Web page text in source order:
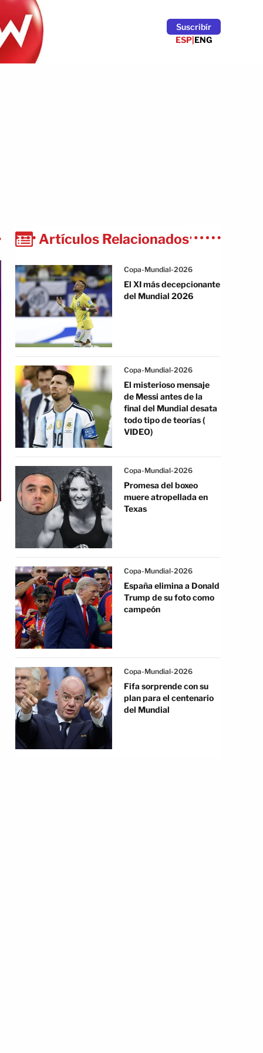
Suscribír
ESP|ENG
Artículos Relacionados
Copa-Mundial-2026
El XI más decepcionante
del Mundial 2026
Copa-Mundial-2026
El misterioso mensaje
de Messi antes de la
final del Mundial desata
todo tipo de teorías (
VIDEO)
Copa-Mundial-2026
Promesa del boxeo
muere atropellada en
Texas
Copa-Mundial-2026
España elimina a Donald
Trump de su foto como
campeón
Copa-Mundial-2026
Fifa sorprende con su
plan para el centenario
del Mundial